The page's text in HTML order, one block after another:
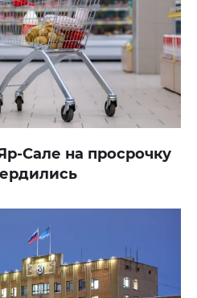
Сале на просрочку